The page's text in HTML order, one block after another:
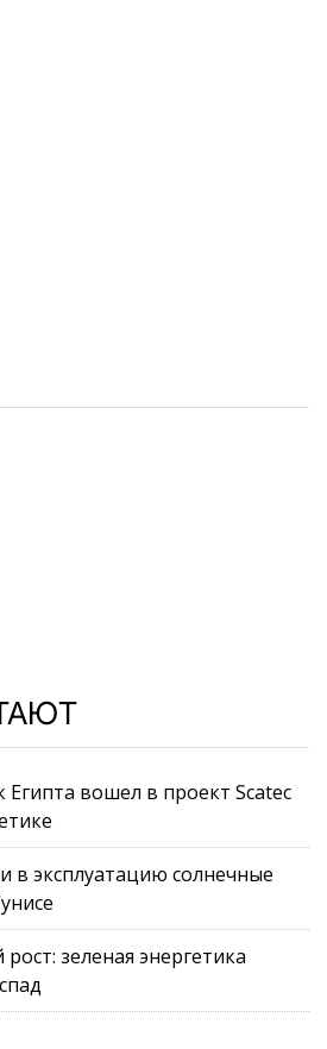
вошел в проект Scatec
в эксплуатацию солнечные
зеленая энергетика